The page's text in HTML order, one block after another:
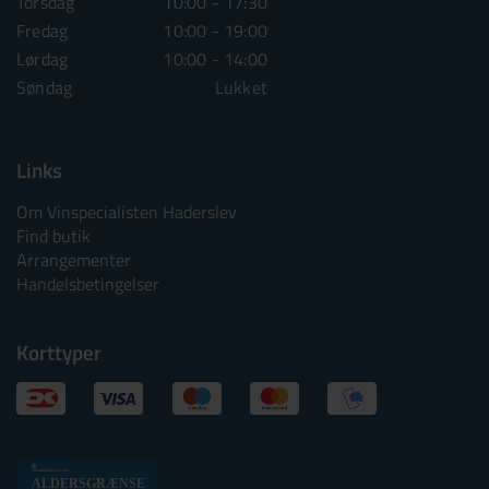
Fredag
10:00 - 19:00
Lørdag
10:00 - 14:00
Søndag
Lukket
Links
Om Vinspecialisten Haderslev
Find butik
Arrangementer
Handelsbetingelser
Korttyper
ALDERSGRÆNSE